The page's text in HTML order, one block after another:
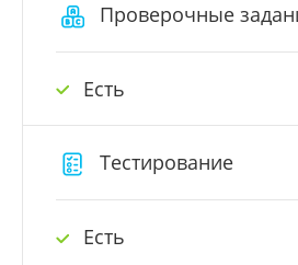
Проверочные
Есть
Тестирование
Есть